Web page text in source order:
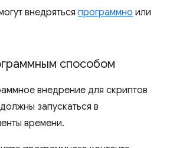
внедряться программно или
способом
внедрение для скриптов
запускаться в
времени.